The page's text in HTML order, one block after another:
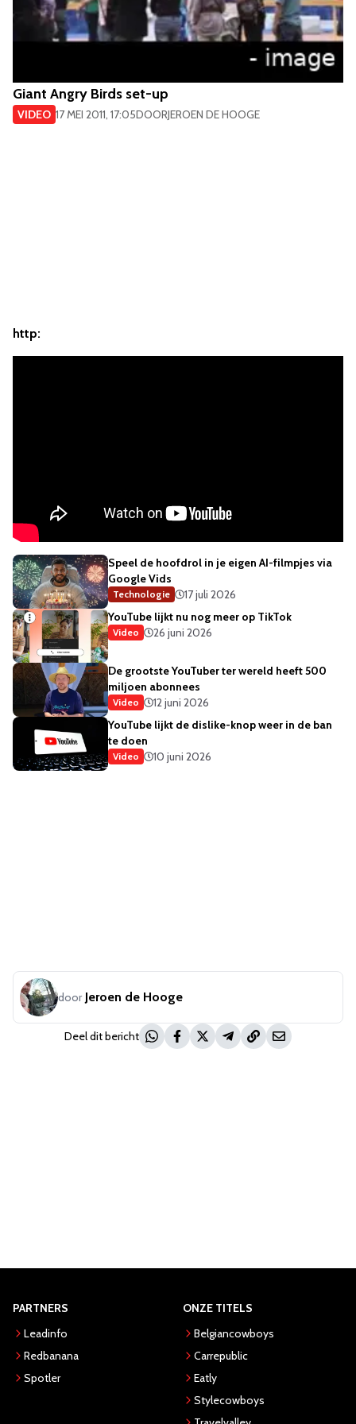
Giant Angry Birds set-up
VIDEO 17 MEI 2011, 17:05DOORJEROEN DE HOOGE
http:
Speel de hoofdrol in je eigen AI-filmpjes via
Google Vids
Technologie
17 juli 2026
YouTube lijkt nu nog meer op TikTok
Video 26 juni 2026
De grootste YouTuber ter wereld heeft 500
miljoen abonnees
Video
12 juni 2026
YouTube lijkt de dislike-knop weer in de ban
te doen
Video 10 juni 2026
door Jeroen de Hooge
Deel dit bericht
PARTNERS
Leadinfo
Redbanana
Spotler
ONZE TITELS
Belgiancowboys
Carrepublic
Eatly
Stylecowboys